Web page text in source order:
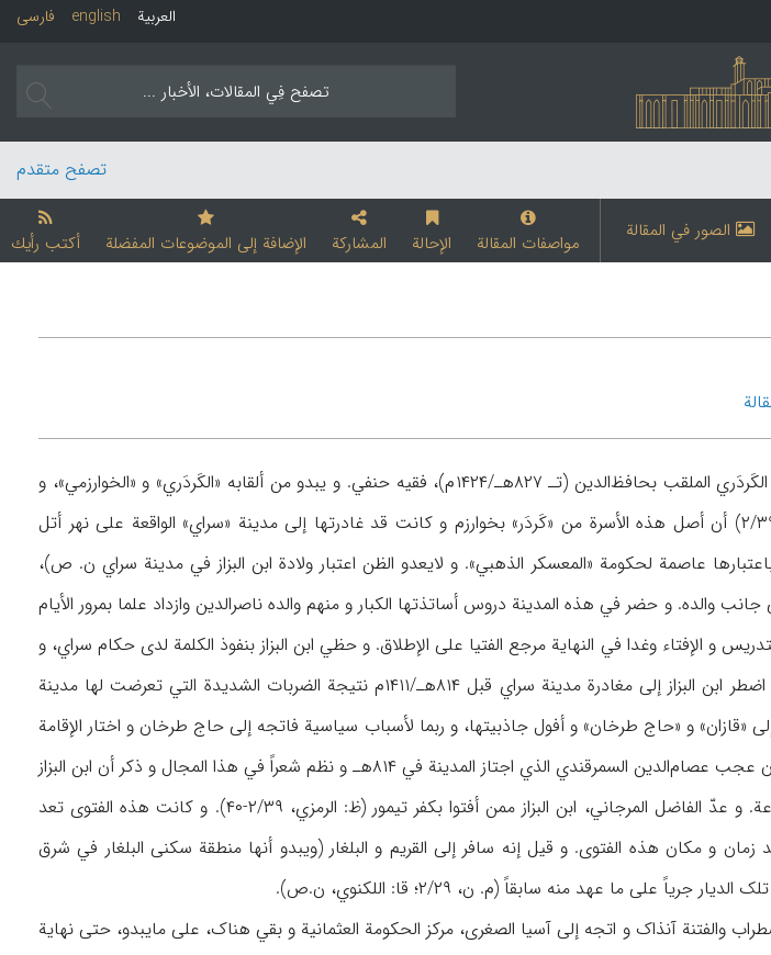
فارسی english العربیة
تصفح متقدم
الصور في المقالة مواصفات المقالة الإحالة المشارکة الإضافة إلی الموضوعات المفضلة أکتب رأیك
محمد بن محمد بن شهاب بن یوسف العمادي الکَردَري الملقب بحافظ‌الدین (تـ ۸۲۷هـ/۱۴۲۴م)، فقیه حنفي. و یبدو من ألقابه «الکَردَري» و «الخوارزمي»، و
«البریقیني»، و مما ذکره بعض أصحاب التراجم (الرمزي، ۲/۳۹) أن أصل هذه الأسرة من «کَردَر» بخوارزم و کانت قد غادرتها إلی مدینة «سراي» الواقعة علی نهر أتل
عاصمة لحکومة «المعسکر الذهبي». و لایعدو الظن اعتبار ولادة ابن البزاز في مدینة سراي ن. ص)،
والده. و حضر في هذه المدینة دروس أساتذتها الکبار و منهم والده ناصرالدین وازداد علما بمرور الأیام
الدیار (اللکنوي، ۱۸۷) و تصدی للتدریس و الإفتاء وغدا في النهایة مرجع الفتیا علی الإطلاق. و حظي ابن البزاز بنفوذ الکلمة لدی حکام سراي، و
ما کانت تأخذه في تنفیذ الأحکام‌الدینیة لومة لائم، وقد اضطر ابن البزاز إلی مغادرة مدینة سراي قبل ۸۱۴هـ/۱۴۱۱م نتیجة الضربات الشدیدة التي تعرضت لها مدینة
و «حاج طرخان» و أفول جاذبیتها، و ربما لأسباب سیاسیة فاتجه إلی حاج طرخان و اختار الإقامة
فیها. و قد أثار نفوذ ابن البزاز الکبیر لدی حکام حاج طرخان عجب عصام‌الدین السمرقندي الذي اجتاز المدینة في ۸۱۴هـ و نظم شعراً في هذا المجال و ذکر أن ابن البزاز
کان یتدخل في شؤون هذه المدینة و کلمته فیها مسموعة. و عدّ الفاضل المرجاني، ابن البزاز ممن أفتوا بکفر تیمور (ظ: الرمزي، ۲/۳۹-۴۰). و کانت هذه الفتوی تعد
و مکان هذه الفتوی. و قیل إنه سافر إلی القریم و البلغار (ویبدو أنها منطقة سکنی البلغار في شرق
علی ما عهد منه سابقاً (م. ن، ۲/۲۹؛ قا: اللکنوي، ن.ص).
والفتنة آنذاک و اتجه إلی آسیا الصغری، مرکز الحکومة العثمانیة و بقي هناک، علی مایبدو، حتی نهایة